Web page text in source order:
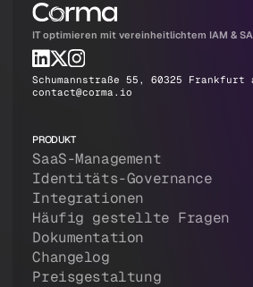
IT optimieren mit vereinheitlichtem IAM &
Schumannstraße 55, 60325 Frankfurt
contact@corma.io
PRODUKT
SaaS-Management
Identitäts-Governance
Integrationen
Häufig gestellte Fragen
Dokumentation
Changelog
Preisgestaltung